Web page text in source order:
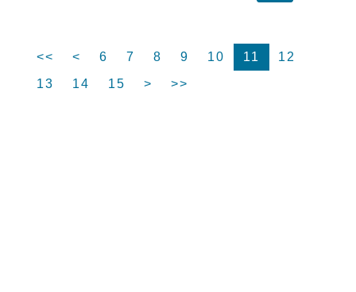
<< < 6 7 8 9 10 11
12
13
14 15 > >>